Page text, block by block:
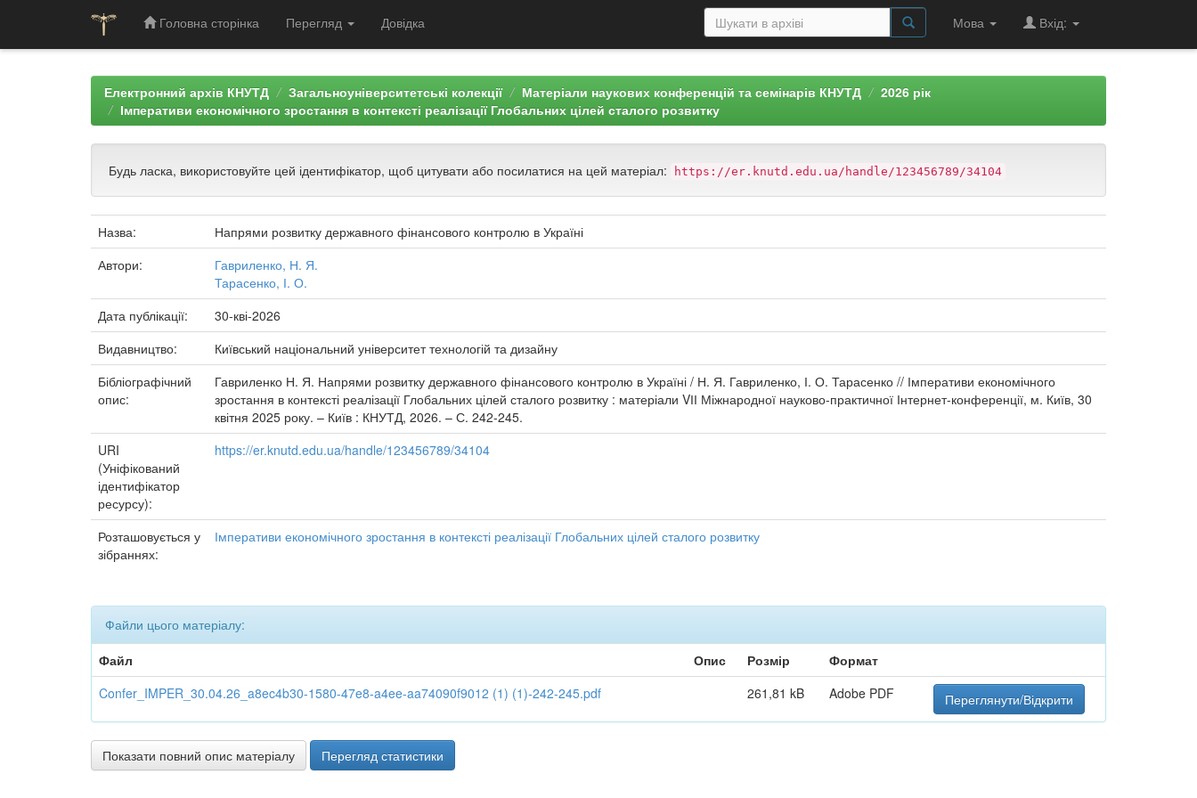
Головна сторінка Перегляд Довідка Мова Вхід:
Електронний архів КНУТД Загальноуніверситетські колекції Матеріали наукових конференцій та семінарів КНУТД
2026 рік
Імперативи економічного зростання в контексті реалізації Глобальних цілей сталого розвитку
Будь ласка, використовуйте цей ідентифікатор, щоб цитувати або посилатися на цей матеріал: https://er.knutd.edu.ua/handle/123456789/34104
Назва:
Напрями розвитку державного фінансового контролю в Україні
Автори:
Гавриленко, Н. Я.
Тарасенко, І. О.
Дата публікації:
30-кві-2026
Видавництво:
Київський національний університет технологій та дизайну
Бібліографічний
опис:
Гавриленко Н. Я. Напрями розвитку державного фінансового контролю в Україні / Н. Я. Гавриленко, І. О. Тарасенко // Імперативи економічного
зростання в контексті реалізації Глобальних цілей сталого розвитку : матеріали VІІ Міжнародної науково-практичної Інтернет-конференції, м. Київ, 30
квітня 2025 року. – Київ : КНУТД, 2026. – С. 242-245.
URI
(Уніфікований
ідентифікатор
ресурсу):
https://er.knutd.edu.ua/handle/123456789/34104
Розташовується у
зібраннях:
Імперативи економічного зростання в контексті реалізації Глобальних цілей сталого розвитку
Файли цього матеріалу:
Файл
Опис Розмір
Формат
Confer_IMPER_30.04.26_a8ec4b30-1580-47e8-a4ee-aa74090f9012 (1) (1)-242-245.pdf
261,81 kB Adobe PDF Переглянути/Відкрити
Показати повний опис матеріалу Перегляд статистики